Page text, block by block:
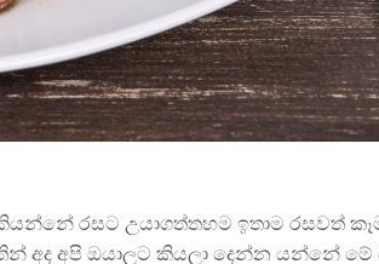
රසට උයාගත්තහම ඉතාම රසවත්
අද අපි ඔයාලට කියලා දෙන්න යන්නේ